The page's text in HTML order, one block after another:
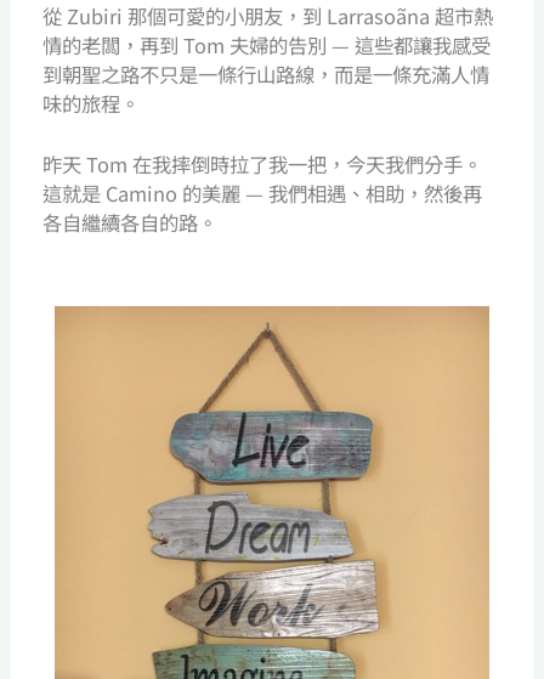
從 Zubiri 那個可愛的小朋友，到 Larrasoãna 超市熱
情的老闆，再到 Tom 夫婦的告別 — 這些都讓我感受
到朝聖之路不只是一條行山路線，而是一條充滿人情
味的旅程。
昨天 Tom 在我摔倒時拉了我一把，今天我們分手。
這就是 Camino 的美麗 — 我們相遇、相助，然後再
各自繼續各自的路。